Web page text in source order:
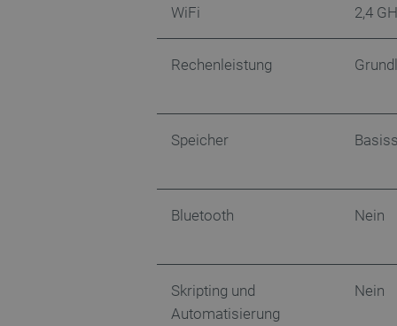
WiFi 2,4
Rechenleistung
Speicher
Bluetooth Nein
Skripting und
Automatisierung
Nein